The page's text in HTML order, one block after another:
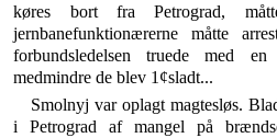
køres bort fra Petrograd,
jernbanefunktionærerne måtte
forbundsledelsen truede med en
medmindre de blev 1¢s­ladt...
Smolnyj var oplagt magtesløs.
i Petrograd af mangel på